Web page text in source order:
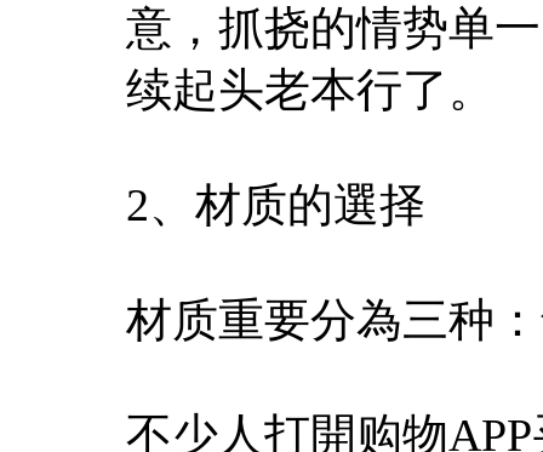
意，抓挠的情势单
续起头老本行了。
2、材质的選择
材质重要分為三种
不少人打開购物